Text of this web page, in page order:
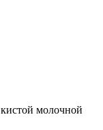
кистой молочной